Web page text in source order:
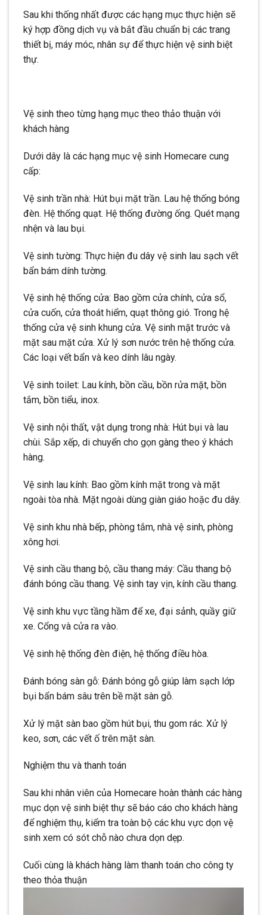
Sau khi thống nhất được các hạng mục thực hiện sẽ
ký hợp đồng dịch vụ và bắt đầu chuẩn bị các trang
thiết bị, máy móc, nhân sự để thực hiện vệ sinh biệt
thự.
Vệ sinh theo từng hạng mục theo thảo thuận với
khách hàng
Dưới dây là các hạng mục vệ sinh Homecare cung
cấp:
Vệ sinh trần nhà: Hút bụi mặt trần. Lau hệ thống bóng
đèn. Hệ thống quạt. Hệ thống đường ống. Quét mạng
nhện và lau bụi.
Vệ sinh tường: Thực hiện đu dây vệ sinh lau sạch vết
bẩn bám dính tường.
Vệ sinh hệ thống cửa: Bao gồm cửa chính, cửa sổ,
cửa cuốn, cửa thoát hiểm, quạt thông gió. Trong hệ
thống cửa vệ sinh khung cửa. Vệ sinh mặt trước và
mặt sau mặt cửa. Xử lý sơn nước trên hệ thống cửa.
Các loại vết bẩn và keo dính lâu ngày.
Vệ sinh toilet: Lau kính, bồn cầu, bồn rửa mặt, bồn
tắm, bồn tiểu, inox.
Vệ sinh nội thất, vật dụng trong nhà: Hút bụi và lau
chùi. Sắp xếp, di chuyển cho gọn gàng theo ý khách
hàng.
Vệ sinh lau kính: Bao gồm kính mặt trong và mặt
ngoài tòa nhà. Mặt ngoài dùng giàn giáo hoặc đu dây.
Vệ sinh khu nhà bếp, phòng tắm, nhà vệ sinh, phòng
xông hơi.
Vệ sinh cầu thang bộ, cầu thang máy: Cầu thang bộ
đánh bóng cầu thang. Vệ sinh tay vịn, kính cầu thang.
Vệ sinh khu vực tầng hầm để xe, đại sảnh, quầy giữ
xe. Cổng và cửa ra vào.
Vệ sinh hệ thống đèn điện, hệ thống điều hòa.
Đánh bóng sàn gỗ: Đánh bóng gỗ giúp làm sạch lớp
bụi bẩn bám sâu trên bề mặt sàn gỗ.
Xử lý mặt sàn bao gồm hút bụi, thu gom rác. Xử lý
keo, sơn, các vết ố trên mặt sàn.
Nghiệm thu và thanh toán
Sau khi nhân viên của Homecare hoàn thành các hàng
mục dọn vệ sinh biệt thự sẽ báo cáo cho khách hàng
để nghiệm thụ, kiểm tra toàn bộ các khu vực dọn vệ
sinh xem có sót chỗ nào chưa dọn dẹp.
Cuối cùng là khách hàng làm thanh toán cho công ty
theo thỏa thuận